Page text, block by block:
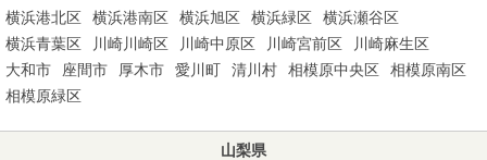
横浜港北区
横浜港南区 横浜旭区 横浜緑区
横浜瀬谷区
横浜青葉区
川崎川崎区 川崎中原区 川崎宮前区
川崎麻生区
大和市
座間市 厚木市 愛川町 清川村 相模原中央区
相模原南区
相模原緑区
山梨県